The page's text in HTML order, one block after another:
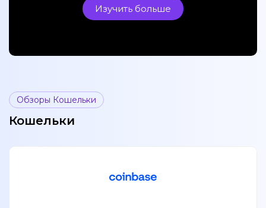
Изучить больше
Обзоры Кошельки
Кошельки